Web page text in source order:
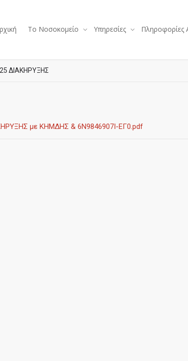
Το Νοσοκομείο Υπηρεσίες Πληροφορίες
ΔΙΑΚΗΡΥΞΗΣ
με ΚΗΜΔΗΣ & 6Ν9846907Ι-ΕΓ0.pdf